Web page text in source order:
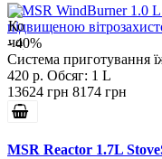
- 40%
Система приготування
420 р. Обсяг: 1 L
13624 грн 8174 грн
MSR Reactor 1.7L